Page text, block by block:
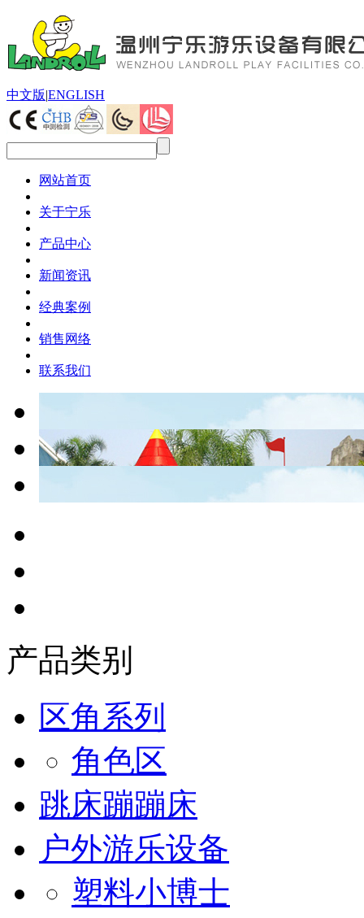
中文版|ENGLISH
网站首页
关于宁乐
产品中心
新闻资讯
经典案例
销售网络
联系我们
产品类别
区角系列
角色区
跳床蹦蹦床
户外游乐设备
塑料小博士